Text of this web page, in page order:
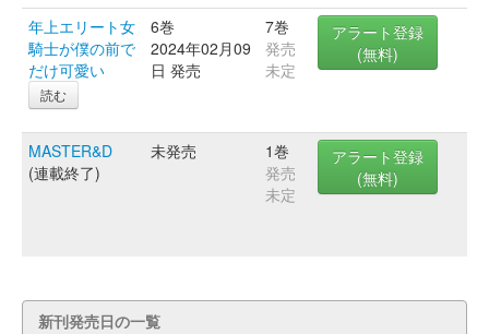
年上エリート女
騎士が僕の前で
だけ可愛い
読む
6巻
2024年02月09
日 発売
7巻
発売
未定
アラート登録
(無料)
MASTER&D
(連載終了)
未発売
1巻
発売
未定
アラート登録
(無料)
新刊発売日の一覧